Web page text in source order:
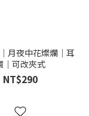
月夜中花燦爛｜耳
｜可改夾式
NT$290